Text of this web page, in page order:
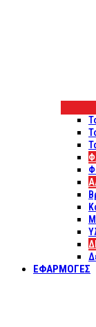
ΕΦΑΡΜΟΓΈΣ